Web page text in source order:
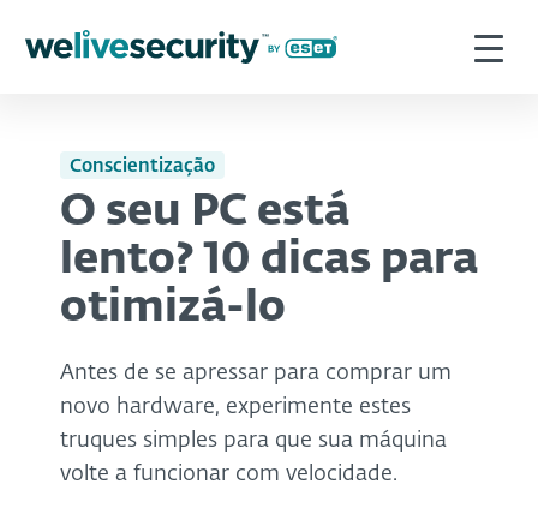
Conscientização
O seu PC está
lento? 10 dicas para
otimizá-lo
Antes de se apressar para comprar um
novo hardware, experimente estes
truques simples para que sua máquina
volte a funcionar com velocidade.